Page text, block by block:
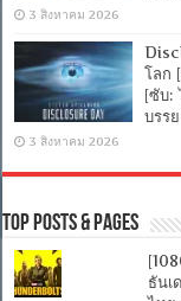
3 สิงหาคม 2026
โลก
[ซับ:
บรร
3 สิงหาคม 2026
Top Posts & Pages
ธันเ